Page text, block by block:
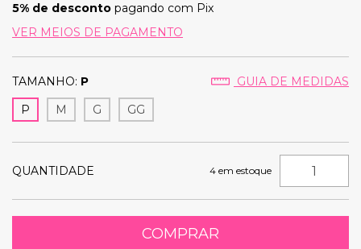
5% de desconto pagando com Pix
VER MEIOS DE PAGAMENTO
TAMANHO: P
GUIA DE MEDIDAS
P
M G GG
QUANTIDADE 4 em estoque